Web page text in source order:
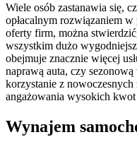
Wiele osób zastanawia się,
opłacalnym rozwiązaniem
oferty firm, można
wszystkim dużo
obejmuje znacznie więcej
naprawą auta, czy
korzystanie z
angażowania wysokich
Wynajem